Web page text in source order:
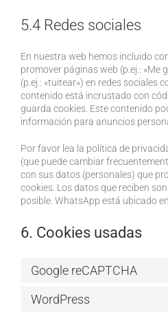
5.4 Redes sociales
En nuestra web hemos incluido
promover páginas web (p.ej.: «Me
(p.ej.: «tuitear») en redes sociales
contenido está incrustado con
guarda cookies. Este contenido
información para anuncios
Por favor lea la política de
(que puede cambiar
con sus datos (personales) que
cookies. Los datos que reciben
posible. WhatsApp está ubicado
6. Cookies usadas
Google reCAPTCHA
WordPress